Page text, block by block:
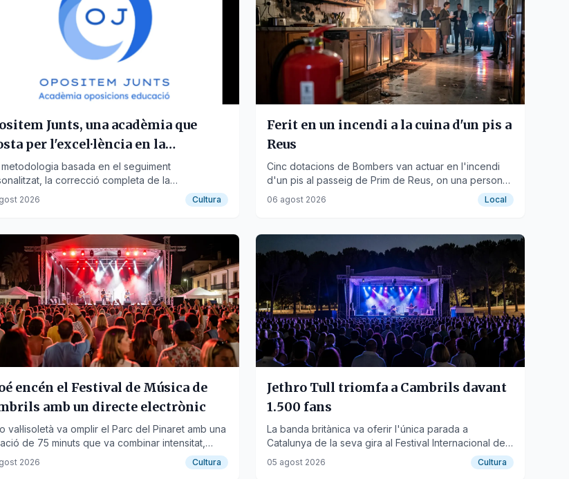
Junts, una acadèmia que
per l'excel·lència en la
d'oposicions docents
metodologia basada en el seguiment
la correcció completa de la
didàctica i la preparació pràctica ha
Opositem Junts en una de les acadèmies
2026 Cultura
Ferit en un incendi a la cuina d'un pis a
Reus
Cinc dotacions de Bombers van actuar en l'incendi
d'un pis al passeig de Prim de Reus, on una persona
va resultar ferida.
06 agost 2026 Local
encén el Festival de Música de
amb un directe electrònic
val·lisoletà va omplir el Parc del Pinaret amb una
de 75 minuts que va combinar intensitat,
i interacció amb el públic.
2026 Cultura
Jethro Tull triomfa a Cambrils davant
1.500 fans
La banda britànica va oferir l'única parada a
Catalunya de la seva gira al Festival Internacional de
Música de Cambrils.
05 agost 2026 Cultura